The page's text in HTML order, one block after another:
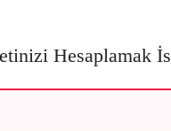
Hesaplamak